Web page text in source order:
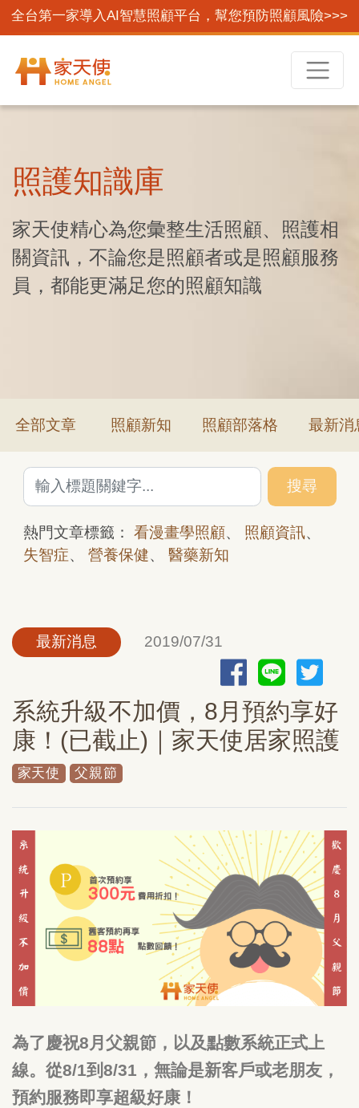
全台第一家導入AI智慧照顧平台，幫您預防照顧風險>>>
照護知識庫
家天使精心為您彙整生活照顧、照護相
關資訊，不論您是照顧者或是照顧服務
員，都能更滿足您的照顧知識
全部文章 照顧新知 照顧部落格 最新消
搜尋
熱門文章標籤： 看漫畫學照顧、 照顧資訊、
失智症、 營養保健、 醫藥新知
最新消息 2019/07/31
系統升級不加價，8月預約享好
康！(已截止)｜家天使居家照護
家天使 父親節
為了慶祝8月父親節，以及點數系統正式上
線。從8/1到8/31，無論是新客戶或老朋友，
預約服務即享超級好康！